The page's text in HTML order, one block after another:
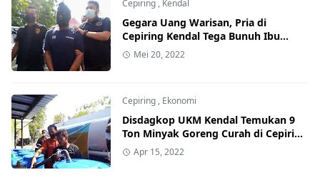
Cepiring, Kendal
Gegara Uang Warisan, Pria di
Cepiring Kendal Tega Bunuh Ibu
Kandungnya Sendiri
Mei 20, 2022
Cepiring, Ekonomi
Disdagkop UKM Kendal Temukan 9
Ton Minyak Goreng Curah di Cepiring
Sengaja Disalurkan Tanpa Koordinasi
Pemda
Apr 15, 2022